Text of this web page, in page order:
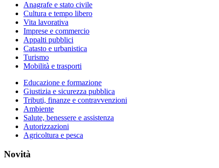
Anagrafe e stato civile
Cultura e tempo libero
Vita lavorativa
Imprese e commercio
Appalti pubblici
Catasto e urbanistica
Turismo
Mobilità e trasporti
Educazione e formazione
Giustizia e sicurezza pubblica
Tributi, finanze e contravvenzioni
Ambiente
Salute, benessere e assistenza
Autorizzazioni
Agricoltura e pesca
Novità